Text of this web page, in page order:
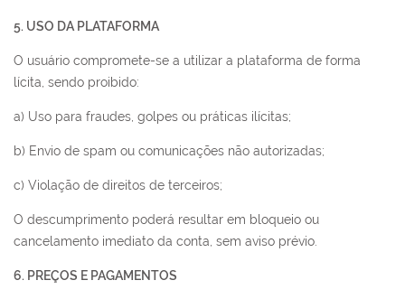
5. USO DA PLATAFORMA
O usuário compromete-se a utilizar a plataforma de forma
lícita, sendo proibido:
a) Uso para fraudes, golpes ou práticas ilícitas;
b) Envio de spam ou comunicações não autorizadas;
c) Violação de direitos de terceiros;
O descumprimento poderá resultar em bloqueio ou
cancelamento imediato da conta, sem aviso prévio.
6. PREÇOS E PAGAMENTOS